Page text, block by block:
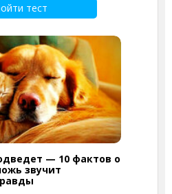
тест
— 10 фактов о
звучит